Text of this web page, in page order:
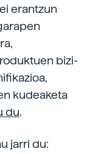
erantzun
bizi-
kudeaketa
du.
jarri du: